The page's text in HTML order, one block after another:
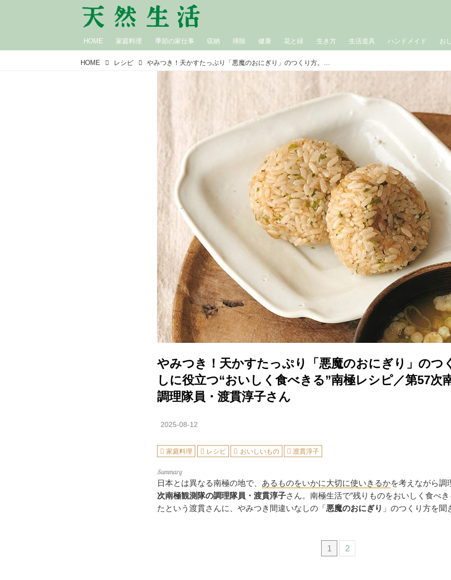
HOME 家庭料理 季節の家仕事 収納 掃除 健康 花と緑 生き方 生活道具 ハンドメイド お
HOME レシピ やみつき！天かすたっぷり「悪魔のおにぎり」のつくり方。暮らしに役立つ“おいしく食べきる”南極レシピ／第57次南極観測隊の調理隊員・渡貫淳子さん
やみつき！天かすたっぷり「悪魔のおにぎり」のつ
しに役立つ“おいしく食べきる”南極レシピ／第57次
調理隊員・渡貫淳子さん
2025-08-12
家庭料理 レシピ おいしいもの 渡貫淳子
日本とは異なる南極の地で、 あるものをいかに大切に使いきるかを考えながら調
次南極観測隊の調理隊員・渡貫淳子さん。南極生活で“残りものをおいしく食べ
たという渡貫さんに、やみつき間違いなしの「 悪魔のおにぎり 」のつくり方を聞
1 2